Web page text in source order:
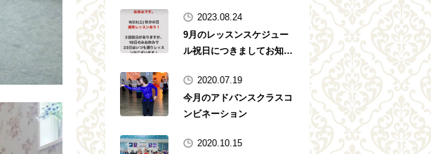
2023.08.24
9月のレッスンスケジュー
ル祝日につきましてお知ら
2020.07.19
今月のアドバンスクラスコ
ンビネーション
2020.10.15